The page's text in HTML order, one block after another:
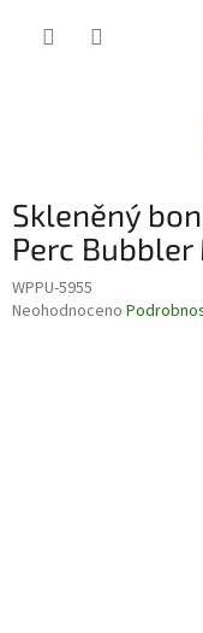
Skleněný
Perc Bubbler
WPPU-5955
Průměrné
Neohodnoceno